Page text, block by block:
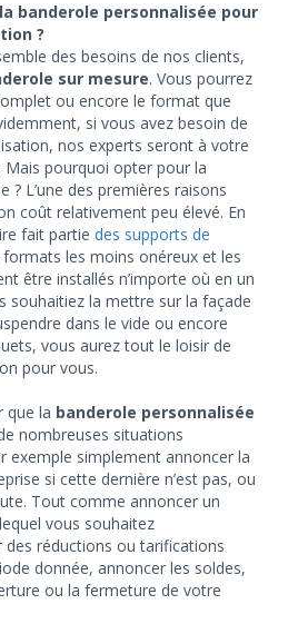
banderole personnalisée pour
?
des besoins de nos clients,
sur mesure. Vous pourrez
ou encore le format que
si vous avez besoin de
nos experts seront à votre
pourquoi opter pour la
? L’une des premières raisons
coût relativement peu élevé. En
fait partie des supports de
formats les moins onéreux et les
être installés n’importe où en un
souhaitiez la mettre sur la façade
dans le vide ou encore
vous aurez tout le loisir de
pour vous.
que la banderole personnalisée
nombreuses situations
exemple simplement annoncer la
si cette dernière n’est pas, ou
Tout comme annoncer un
vous souhaitez
des réductions ou tarifications
donnée, annoncer les soldes,
ou la fermeture de votre